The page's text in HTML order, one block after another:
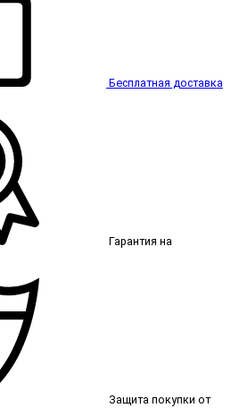
Бесплатная доставка
Гарантия на
Защита покупки от